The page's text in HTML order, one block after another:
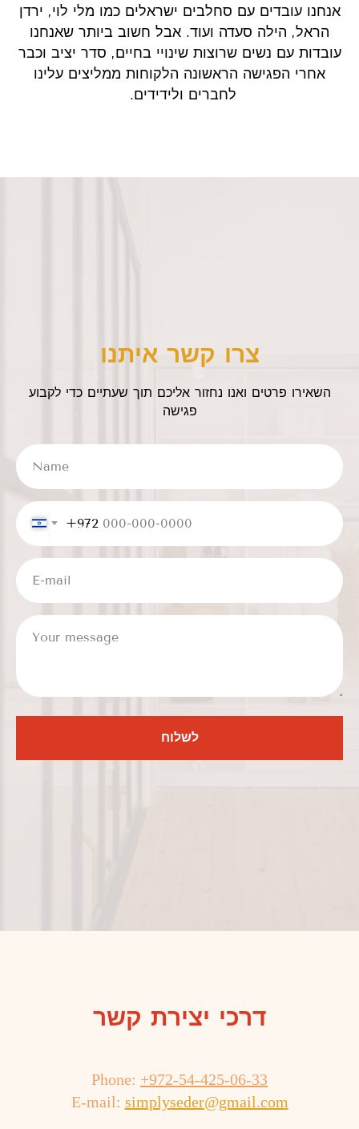
אנחנו עובדים עם סחלבים ישראלים כמו מלי לוי, ירדן
הראל, הילה סעדה ועוד. אבל חשוב ביותר שאנחנו
עובדות עם נשים שרוצות שינויי בחיים, סדר יציב וכבר
אחרי הפגישה הראשונה הלקוחות ממליצים עלינו
לחברים ולידידים.
‏צרו קשר איתנו
השאירו פרטים ואנו נחזור אליכם תוך שעתיים כדי לקבוע
פגישה
Name
+972
E-mail
Your message
‏לשלוח
דרכי יצירת קשר
Phone: +972-54-425-06-33
E-mail: simplyseder@gmail.com